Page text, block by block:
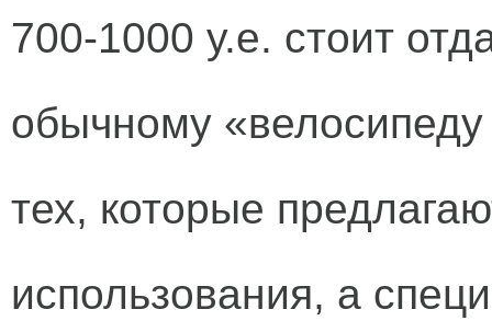
700-1000 у.е. стоит
обычному
тех, которые
использования, а